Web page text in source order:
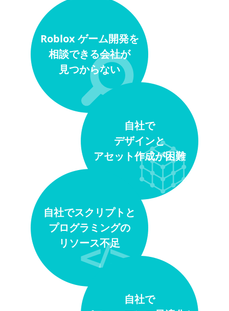
Roblox ゲーム開発を
相談できる会社が
見つからない
自社で
デザインと
アセット作成が困難
自社でスクリプトと
プログラミングの
リソース不足
自社で